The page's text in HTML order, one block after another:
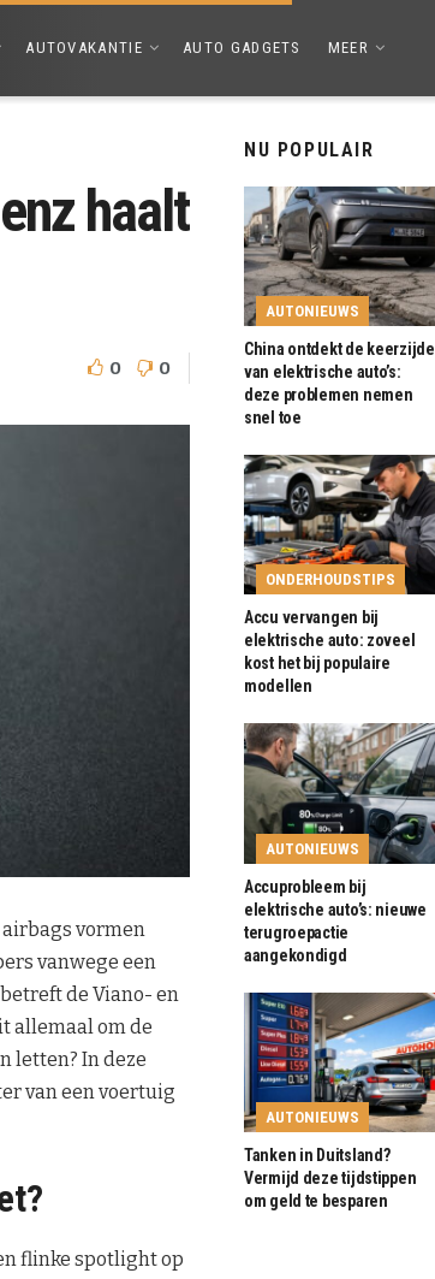
AUTOVAKANTIE AUTO GADGETS MEER
haalt
0 0
vormen
vanwege een
de Viano- en
allemaal om de
letten? In deze
van een voertuig
flinke spotlight op
NU POPULAIR
AUTONIEUWS
China ontdekt de keerzijde
van elektrische auto’s:
deze problemen nemen
snel toe
ONDERHOUDSTIPS
Accu vervangen bij
elektrische auto: zoveel
kost het bij populaire
modellen
AUTONIEUWS
Accuprobleem bij
elektrische auto’s: nieuwe
terugroepactie
aangekondigd
AUTONIEUWS
Tanken in Duitsland?
Vermijd deze tijdstippen
om geld te besparen